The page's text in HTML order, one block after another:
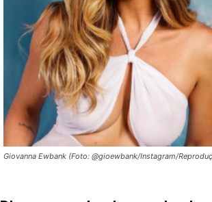
Giovanna Ewbank (Foto: @gioewbank/Instagram/